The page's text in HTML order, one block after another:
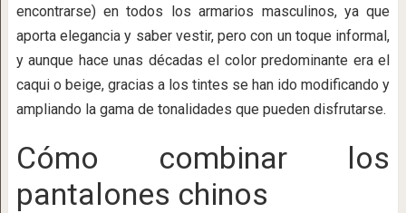
encontrarse) en todos los armarios masculinos, ya que
aporta elegancia y saber vestir, pero con un toque informal,
y aunque hace unas décadas el color predominante era el
caqui o beige, gracias a los tintes se han ido modificando y
ampliando la gama de tonalidades que pueden disfrutarse.
Cómo combinar los
pantalones chinos